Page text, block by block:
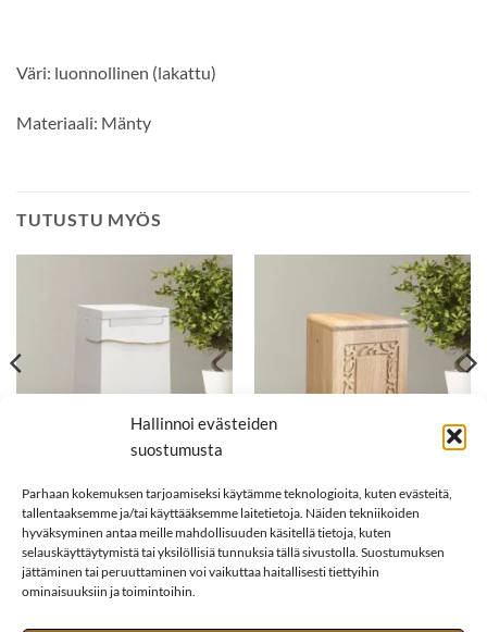
Hallinnoi evästeiden
suostumusta
Parhaan kokemuksen tarjoamiseksi käytämme teknologioita, kuten evästeitä,
tallentaaksemme ja/tai käyttääksemme laitetietoja. Näiden tekniikoiden
hyväksyminen antaa meille mahdollisuuden käsitellä tietoja, kuten
selauskäyttäytymistä tai yksilöllisiä tunnuksia tällä sivustolla. Suostumuksen
jättäminen tai peruuttaminen voi vaikuttaa haitallisesti tiettyihin
ominaisuuksiin ja toimintoihin.
Väri: luonnollinen (lakattu)
Materiaali: Mänty
TUTUSTU MYÖS
PUISET UURNAT
Nordic Lumi
189,00€ PUISET UURNAT
Loru
298,00